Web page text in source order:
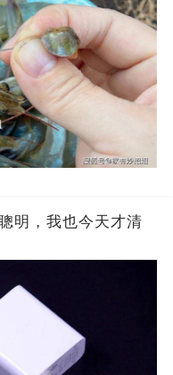
明，我也今天才清